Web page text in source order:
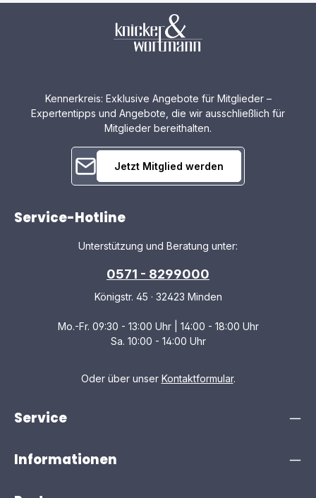
Kennerkreis: Exklusive Angebote für Mitglieder –
Expertentipps und Angebote, die wir ausschließlich für
Mitglieder bereithalten.
Jetzt Mitglied werden
Service-Hotline
Unterstützung und Beratung unter:
0571 - 8299000
Königstr. 45 · 32423 Minden
Mo.-Fr. 09:30 - 13:00 Uhr | 14:00 - 18:00 Uhr
Sa. 10:00 - 14:00 Uhr
Oder über unser Kontaktformular.
Service
Informationen